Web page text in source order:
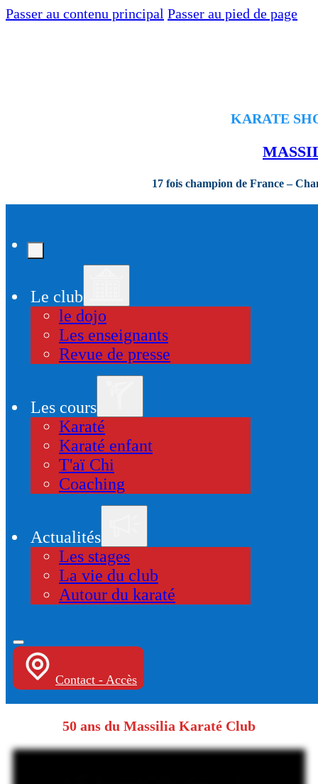
Passer au contenu principal Passer au pied de page
KARATE
17 fois champion de France –
Le club
le dojo
Les enseignants
Revue de presse
Les cours
Karaté
Karaté enfant
T'aï Chi
Coaching
Actualités
Les stages
La vie du club
Autour du karaté
Contact - Accès
50 ans du Massilia Karaté Club